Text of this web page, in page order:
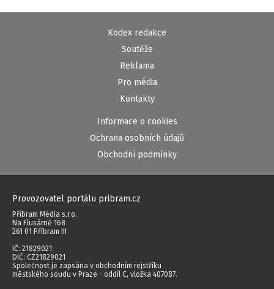
Kodex redakce
Soutěže
Reklama
Pro média
Kontakty
Informace o cookies
Ochrana osobních údajů
Obchodní podmínky
Provozovatel portálu pribram.cz
Příbram Média s.r.o.
Na Flusárně 168
261 01 Příbram III
IČ: 21829021
DIČ: CZ21829021
Společnost je zapsána v obchodním rejstříku
městského soudu v Praze - oddíl C, vložka 407087.